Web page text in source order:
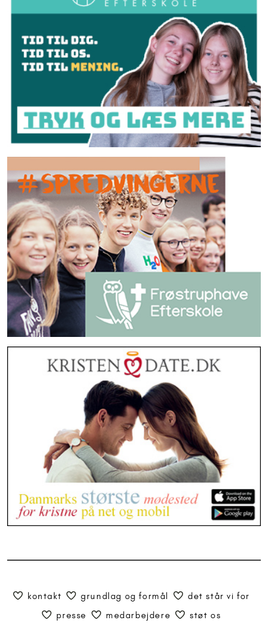
kontakt grundlag og formål
det står vi for
presse
medarbejdere støt os